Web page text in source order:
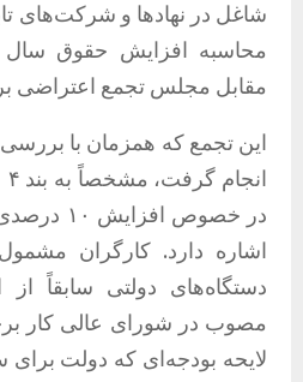
شاغل در نهادها و شرکت‌های
مقابل مجلس تجمع اعتراضی
این تجمع که همزمان با
انجام گرفت، مشخصاً به بند ۴
در خصوص
اشاره دارد. کارگران
دستگاه‌های دولتی سابقاً
مصوب در شورای عالی کار